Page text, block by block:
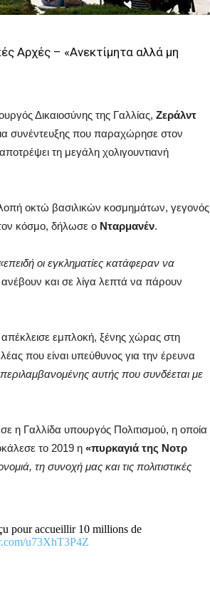
Αρχές – «Ανεκτίμητα αλλά μη
Δικαιοσύνης της Γαλλίας, Ζεράλντ
συνέντευξης που παραχώρησε στον
τη μεγάλη χολιγουντιανή
οκτώ βασιλικών κοσμημάτων, γεγονός
κόσμο, δήλωσε ο Νταρμανέν.
οι εγκληματίες κατάφεραν να
και σε λίγα λεπτά να πάρουν
εμπλοκή, ξένης χώρας στη
που είναι υπεύθυνος για την έρευνα
αυτής που συνδέεται με
η Γαλλίδα υπουργός Πολιτισμού, η οποία
το 2019 η «πυρκαγιά της Νοτρ
τη συνοχή μας και τις πολιτιστικές
pour accueillir 10 millions de
u73XhT3P4Z